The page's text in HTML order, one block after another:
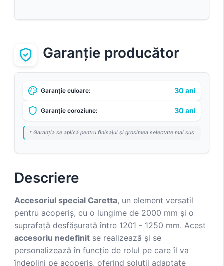
Garanție producător
Garanție culoare: 30 ani
Garanție coroziune: 30 ani
* Garanția se aplică pentru finisajul și grosimea selectate mai sus
Descriere
Accesoriul special Caretta, un element versatil
pentru acoperiș, cu o lungime de 2000 mm și o
suprafață desfășurată între 1201 - 1250 mm. Acest
accesoriu nedefinit se realizează și se
personalizează în funcție de rolul pe care îl va
îndeplini pe acoperiș, oferind soluții adaptate